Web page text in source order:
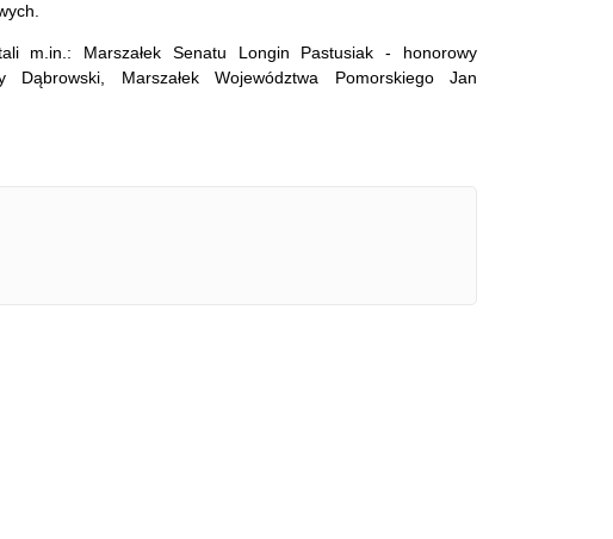
m.in.: Marszałek Senatu Longin Pastusiak - honorowy
Marszałek Województwa Pomorskiego Jan